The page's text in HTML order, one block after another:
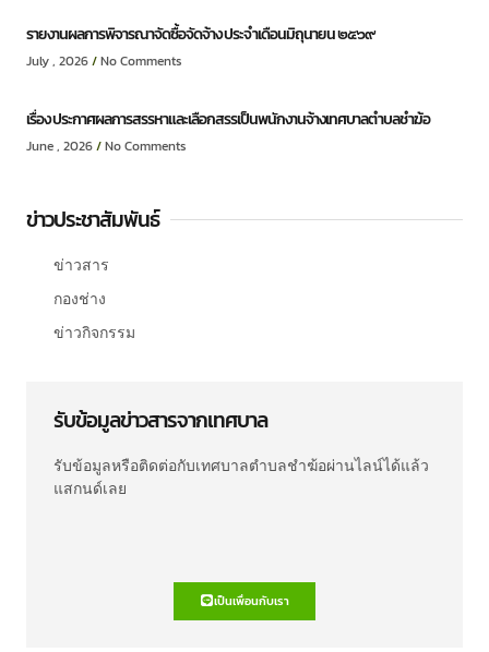
รายงานผลการพิจารณาจัดซื้อจัดจ้าง ประจำเดือนมิถุนายน ๒๕๖๙
July , 2026 No Comments
เรื่อง ประกาศผลการสรรหาและเลือกสรรเป็นพนักงานจ้างเทศบาลตำบลชำฆ้อ
June , 2026 No Comments
ข่าวประชาสัมพันธ์
ข่าวสาร
กองช่าง
ข่าวกิจกรรม
รับข้อมูลข่าวสารจากเทศบาล
รับข้อมูลหรือติดต่อกับเทศบาลตำบลชำฆ้อผ่านไลน์ได้แล้ว
แสกนด์เลย
เป็นเพื่อนกับเรา